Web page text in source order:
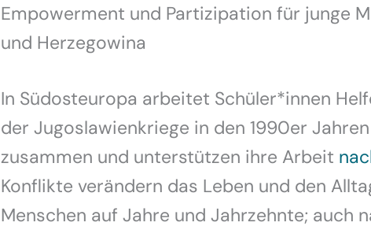
Empowerment und Partizipation für junge
und Herzegowina
In Südosteuropa arbeitet Schüler*innen
der Jugoslawienkriege in den 1990er
zusammen und unterstützen ihre Arbeit
Konflikte verändern das Leben und den
Menschen auf Jahre und Jahrzehnte; auch